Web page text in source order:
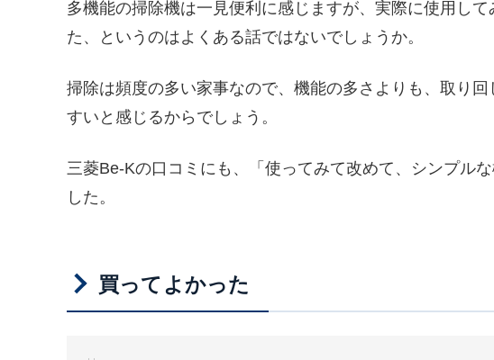
多機能の掃除機は一見便利に感じますが、実際に使用し
た、というのはよくある話ではないでしょうか。
掃除は頻度の多い家事なので、機能の多さよりも、取り
すいと感じるからでしょう。
三菱Be-Kの口コミにも、「使ってみて改めて、シンプル
した。
買ってよかった